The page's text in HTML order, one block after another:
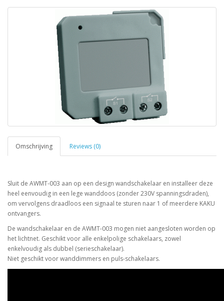
Omschrijving Reviews (0)
Sluit de AWMT-003 aan op een design wandschakelaar en installeer deze
heel eenvoudig in een lege wanddoos (zonder 230V spanningsdraden),
om vervolgens draadloos een signaal te sturen naar 1 of meerdere KAKU
ontvangers.
De wandschakelaar en de AWMT-003 mogen niet aangesloten worden op
het lichtnet. Geschikt voor alle enkelpolige schakelaars, zowel
enkelvoudig als dubbel (serieschakelaar).
Niet geschikt voor wanddimmers en puls-schakelaars.